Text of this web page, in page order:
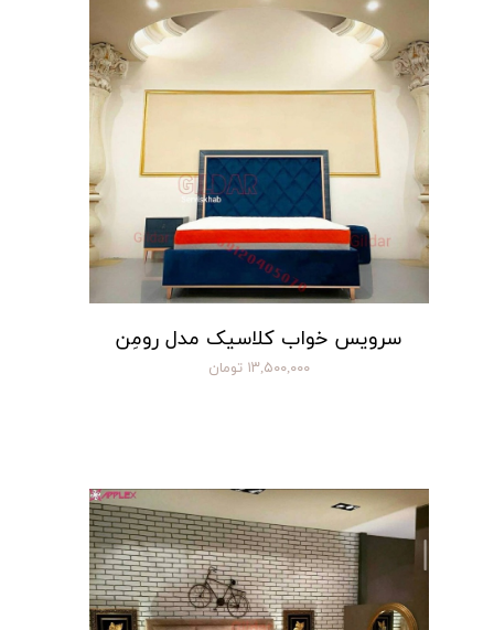
سرویس خواب کلاسیک مدل رومِن
۱۳,۵۰۰,۰۰۰ تومان